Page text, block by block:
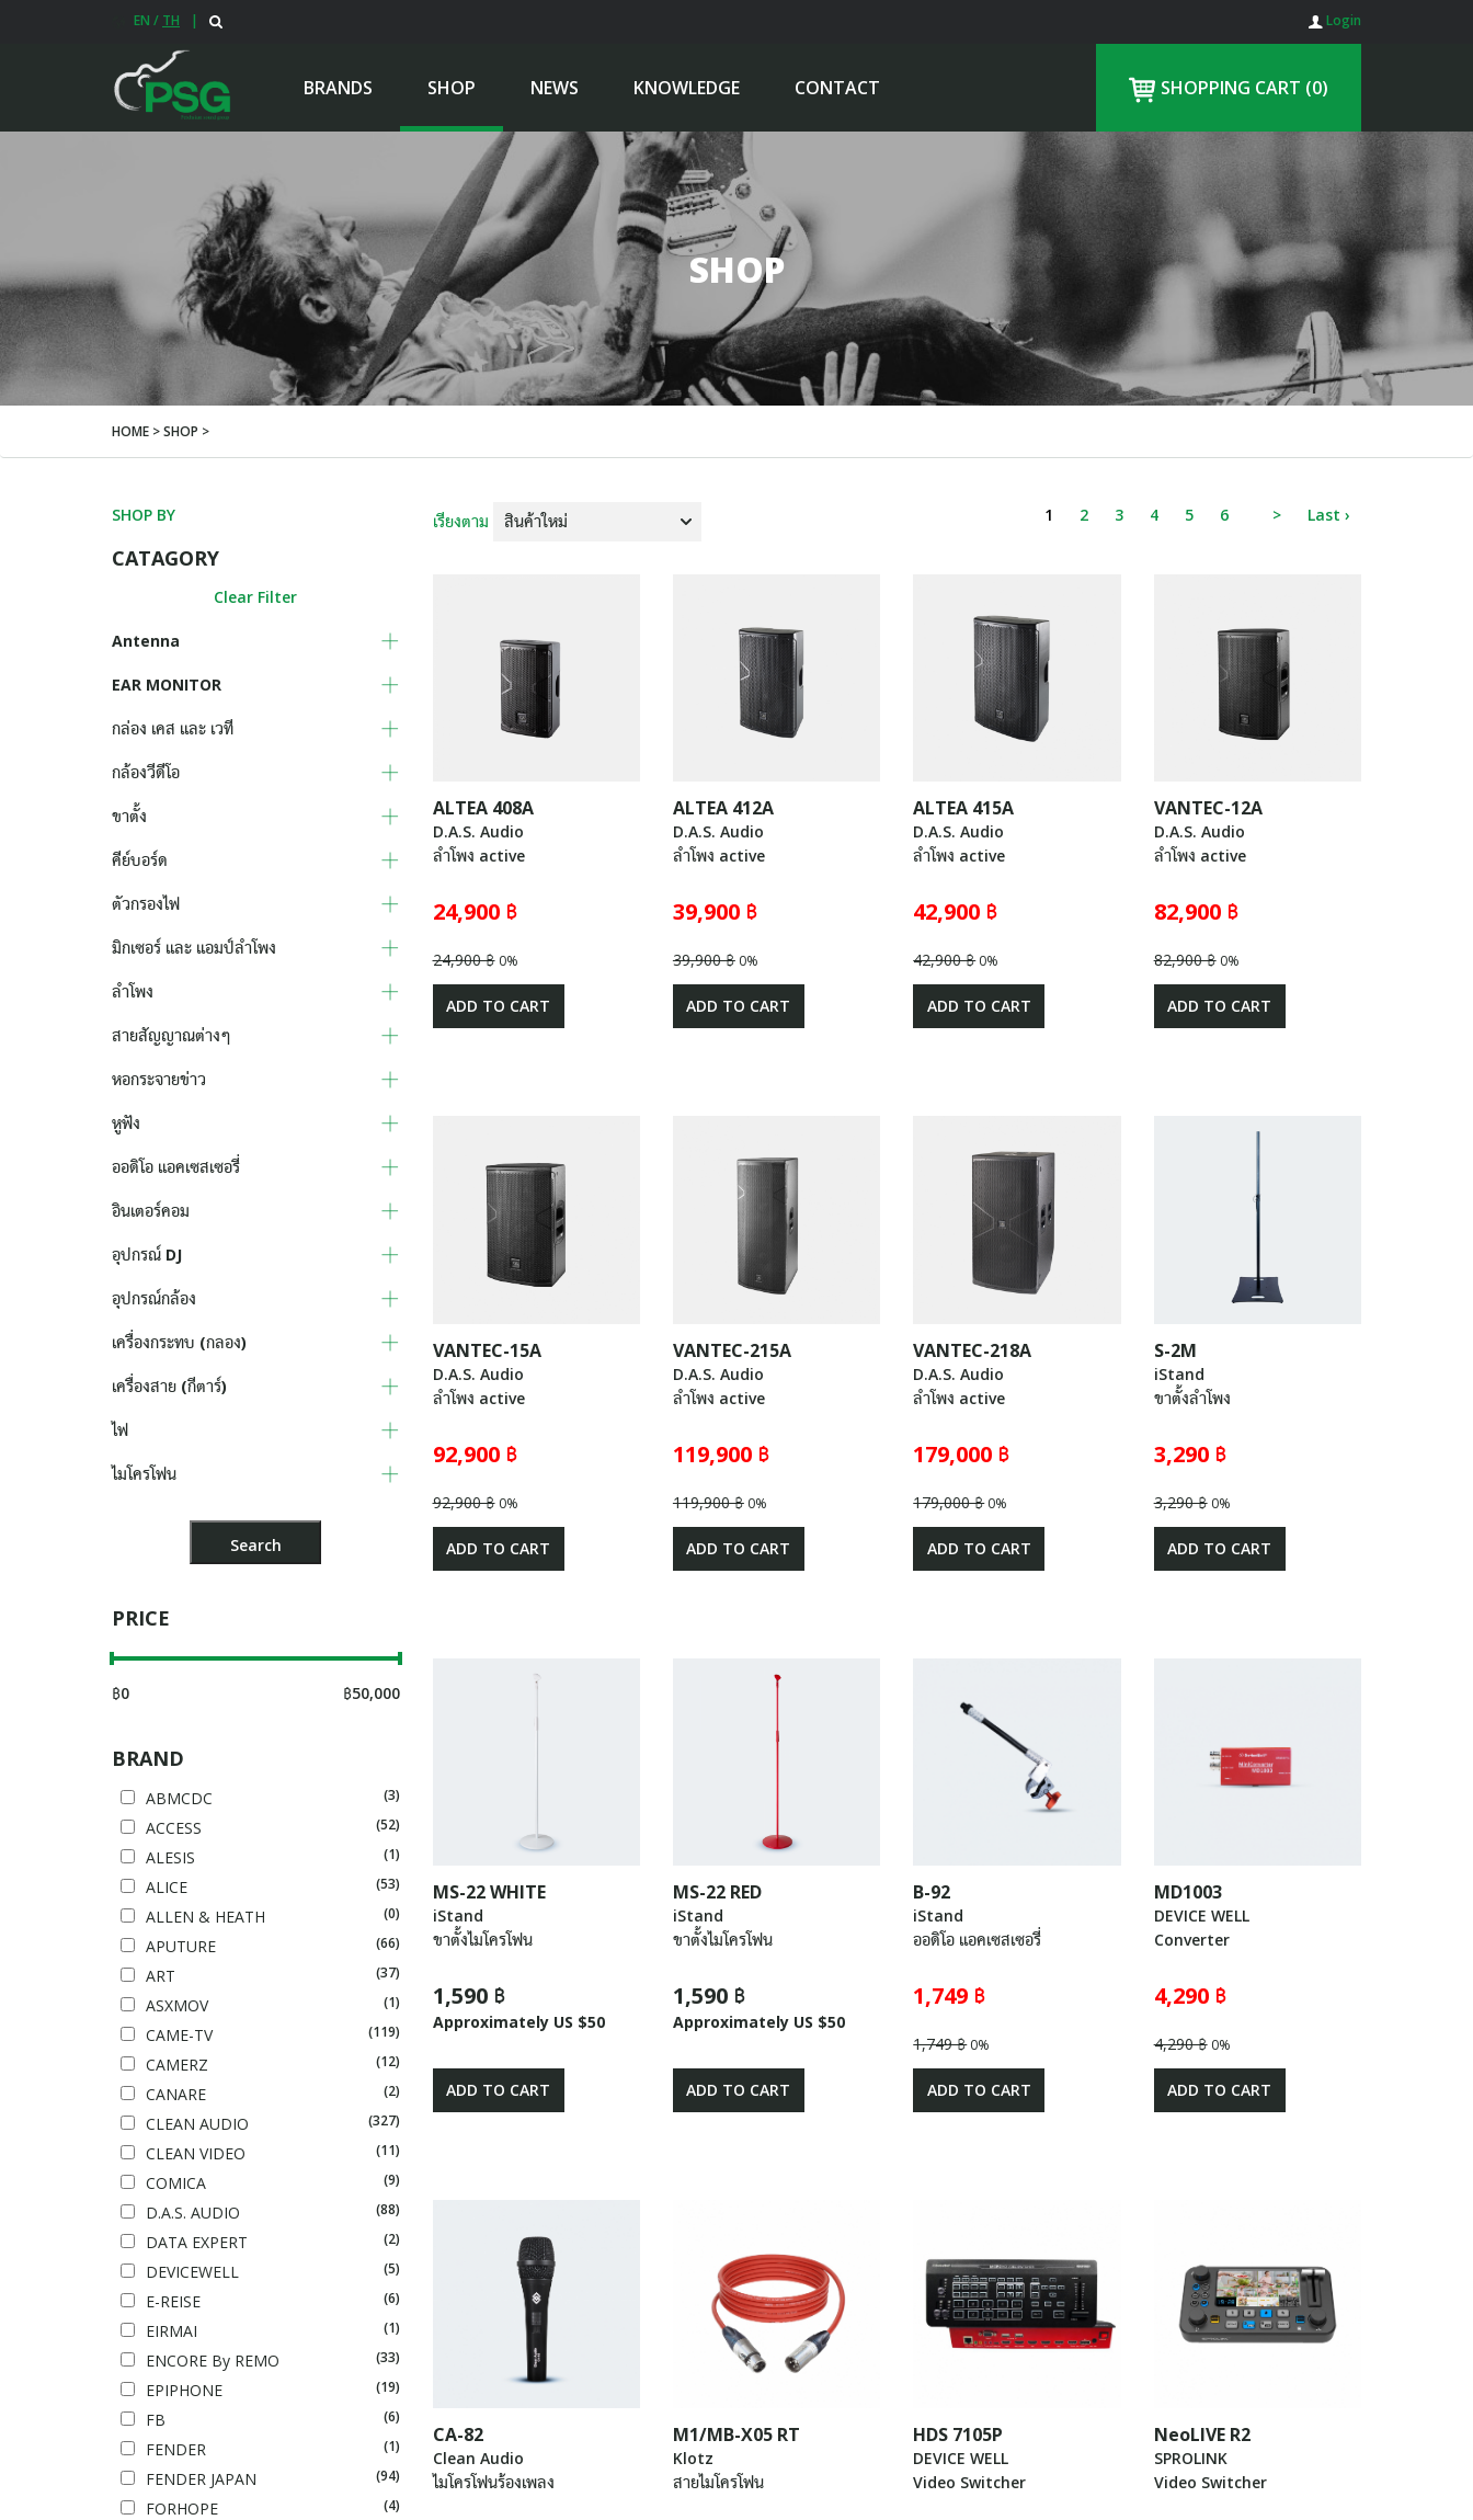
EN / TH | Login
BRANDS SHOP NEWS KNOWLEDGE CONTACT SHOPPING CART (0)
SHOP
HOME > SHOP >
SHOP BY
CATAGORY
Clear Filter
Antenna
EAR MONITOR
กล่อง เคส และ เวที
กล้องวีดีโอ
ขาตั้ง
คีย์บอร์ด
ตัวกรองไฟ
มิกเซอร์ และ แอมป์ลำโพง
ลำโพง
สายสัญญาณต่างๆ
หอกระจายข่าว
หูฟัง
ออดิโอ แอคเซสเซอรี่
อินเตอร์คอม
อุปกรณ์ DJ
อุปกรณ์กล้อง
เครื่องกระทบ (กลอง)
เครื่องสาย (กีตาร์)
ไฟ
ไมโครโฟน
PRICE
฿0 ฿50,000
BRAND
ABMCDC (3)
ACCESS (52)
ALESIS (1)
ALICE (53)
ALLEN & HEATH (0)
APUTURE (66)
ART (37)
ASXMOV (1)
CAME-TV (119)
CAMERZ (12)
CANARE (2)
CLEAN AUDIO (327)
CLEAN VIDEO (11)
COMICA (9)
D.A.S. AUDIO (88)
DATA EXPERT (2)
DEVICEWELL (5)
E-REISE (6)
EIRMAI (1)
ENCORE By REMO (33)
EPIPHONE (19)
FB (6)
FENDER (1)
FENDER JAPAN (94)
FORHOPE (4)
เรียงตาม 1 2 3 4 5 6 > Last ›
ALTEA 408A
D.A.S. Audio
ลำโพง active
24,900 ฿
24,900 ฿0%
ADD TO CART
ALTEA 412A
D.A.S. Audio
ลำโพง active
39,900 ฿
39,900 ฿0%
ADD TO CART
ALTEA 415A
D.A.S. Audio
ลำโพง active
42,900 ฿
42,900 ฿0%
ADD TO CART
VANTEC-12A
D.A.S. Audio
ลำโพง active
82,900 ฿
82,900 ฿0%
ADD TO CART
VANTEC-15A
D.A.S. Audio
ลำโพง active
92,900 ฿
92,900 ฿0%
ADD TO CART
VANTEC-215A
D.A.S. Audio
ลำโพง active
119,900 ฿
119,900 ฿0%
ADD TO CART
VANTEC-218A
D.A.S. Audio
ลำโพง active
179,000 ฿
179,000 ฿0%
ADD TO CART
S-2M
iStand
ขาตั้งลำโพง
3,290 ฿
3,290 ฿0%
ADD TO CART
MS-22 WHITE
iStand
ขาตั้งไมโครโฟน
1,590 ฿
Approximately US $50
ADD TO CART
MS-22 RED
iStand
ขาตั้งไมโครโฟน
1,590 ฿
Approximately US $50
ADD TO CART
B-92
iStand
ออดิโอ แอคเซสเซอรี่
1,749 ฿
1,749 ฿0%
ADD TO CART
MD1003
DEVICE WELL
Converter
4,290 ฿
4,290 ฿0%
ADD TO CART
CA-82
Clean Audio
ไมโครโฟนร้องเพลง
M1/MB-X05 RT
Klotz
สายไมโครโฟน
HDS 7105P
DEVICE WELL
Video Switcher
NeoLIVE R2
SPROLINK
Video Switcher